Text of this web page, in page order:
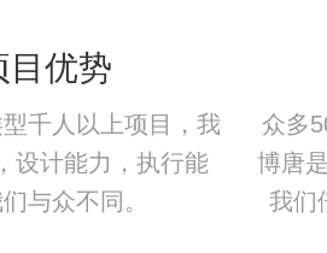
目优势
千人以上项目，我
设计能力，执行能
与众不同。
众多
博唐
我们